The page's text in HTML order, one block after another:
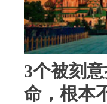
3个被刻
命，根本